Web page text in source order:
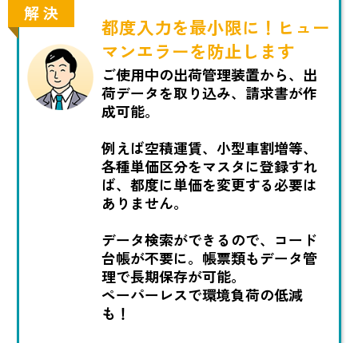
解 決
都度入力を最小限に！ヒュー
マンエラーを防止します
ご使用中の出荷管理装置から、出
荷データを取り込み、請求書が作
成可能。
例えば空積運賃、小型車割増等、
各種単価区分をマスタに登録すれ
ば、都度に単価を変更する必要は
ありません。
データ検索ができるので、コード
台帳が不要に。帳票類もデータ管
理で長期保存が可能。
ペーパーレスで環境負荷の低減
も！